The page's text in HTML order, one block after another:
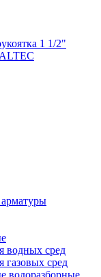
1 1/2"
водных сред
сред
водоразборные